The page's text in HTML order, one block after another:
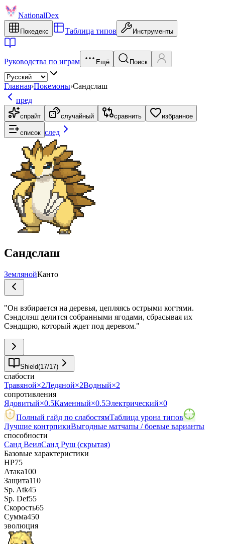
NationalDex
Покедекс Таблица типов Инструменты
Руководства по играм Ещё Поиск
Главная›Покемоны›Сандслаш
пред
спрайт случайный сравнить избранное
список след
Сандслаш
ЗемлянойКанто
"Он взбирается на деревья, цепляясь острыми когтями.
Сэндслэш делится собранными ягодами, сбрасывая их
Сэндшрю, который ждет под деревом."
Shield(17/17)
слабости
Травяной×2Ледяной×2Водный×2
сопротивления
Ядовитый×0.5Каменный×0.5Электрический×0
Полный гайд по слабостямТаблица урона типов
Лучшие контрпикиВыгодные матчапы / боевые варианты
способности
Санд ВеилСанд Руш (скрытая)
Базовые характеристики
HP75
Атака100
Защита110
Sp. Atk45
Sp. Def55
Скорость65
Сумма450
эволюция